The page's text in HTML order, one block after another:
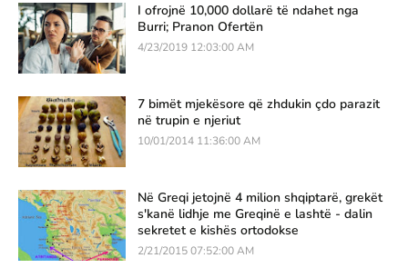
I ofrojnë 10,000 dollarë të ndahet nga
Burri; Pranon Ofertën
4/23/2019 12:03:00 AM
7 bimët mjekësore që zhdukin çdo parazit
në trupin e njeriut
10/01/2014 11:36:00 AM
Në Greqi jetojnë 4 milion shqiptarë, grekët
s'kanë lidhje me Greqinë e lashtë - dalin
sekretet e kishës ortodokse
2/21/2015 07:52:00 AM